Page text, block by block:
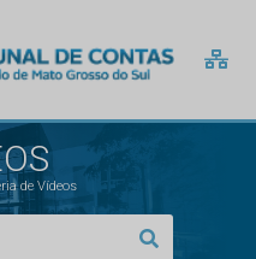
de Vídeos